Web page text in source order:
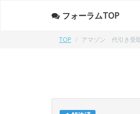
フォーラムTOP
TOP アマゾン 代引き受